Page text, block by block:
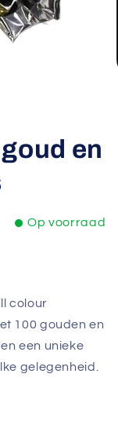
en
Op voorraad
colour
100 gouden en
een unieke
gelegenheid.